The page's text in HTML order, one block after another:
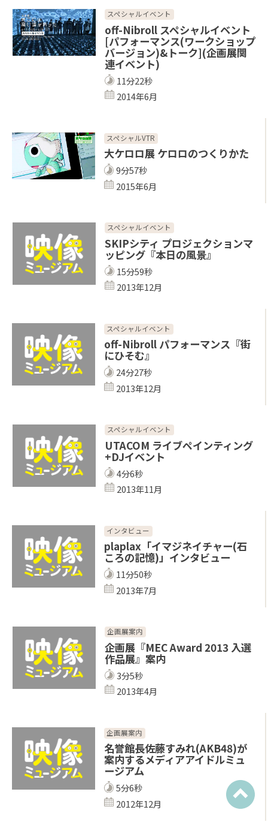
スペシャルイベント
off-Nibroll スペシャルイベント
[パフォーマンス(ワークショップ
バージョン)&トーク](企画展関
連イベント)
11分22秒
2014年6月
スペシャルVTR
大ケロロ展 ケロロのつくりかた
9分57秒
2015年6月
スペシャルイベント
SKIPシティ プロジェクションマ
ッピング『本日の風景』
15分59秒
2013年12月
スペシャルイベント
off-Nibroll パフォーマンス『街
にひそむ』
24分27秒
2013年12月
スペシャルイベント
UTACOM ライブペインティング
+DJイベント
4分6秒
2013年11月
インタビュー
plaplax「イマジネイチャー(石
ころの記憶)」インタビュー
11分50秒
2013年7月
企画展案内
企画展『MEC Award 2013 入選
作品展』案内
3分5秒
2013年4月
企画展案内
名誉館長佐藤すみれ(AKB48)が
案内するメディアアイドルミュ
ージアム
5分6秒
2012年12月